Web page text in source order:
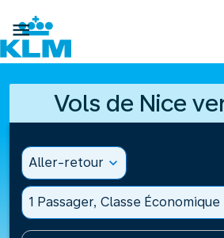

Vols de Nice
Aller-retour expand_more
1 Passager, Classe Économique